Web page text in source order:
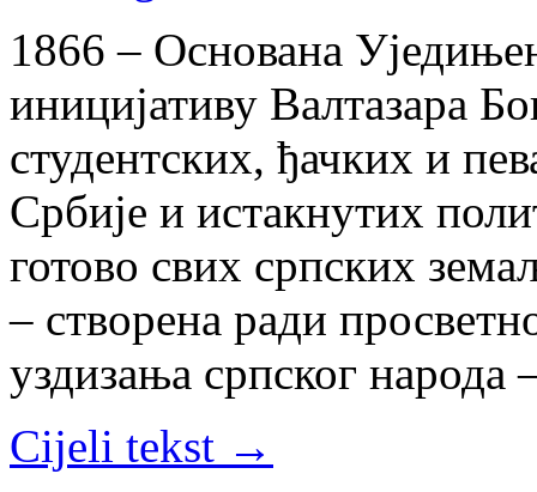
1866 – Основана
иницијативу Валтазара
студентских, ђачких и
Србије и истакнутих
готово свих српских
– створена ради
уздизања српског народа
Cijeli tekst →